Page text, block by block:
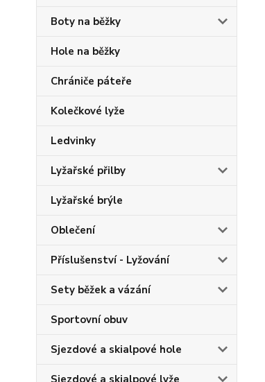
Boty na běžky
Hole na běžky
Chrániče páteře
Kolečkové lyže
Ledvinky
Lyžařské přilby
Lyžařské brýle
Oblečení
Příslušenství - Lyžování
Sety běžek a vázání
Sportovní obuv
Sjezdové a skialpové hole
Sjezdové a skialpové lyže